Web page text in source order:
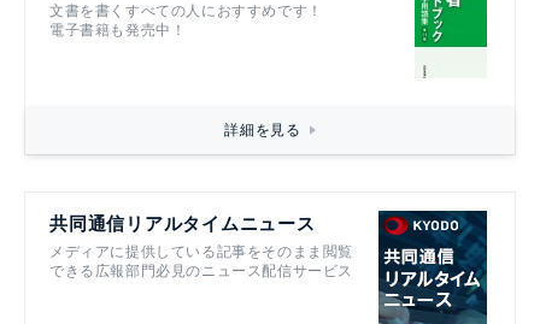
文書を書くすべての人におすすめです！
電子書籍も発売中！
詳細を見る
共同通信リアルタイムニュース
メディアに提供している記事をそのまま閲覧
できる広報部門必見のニュース配信サービス